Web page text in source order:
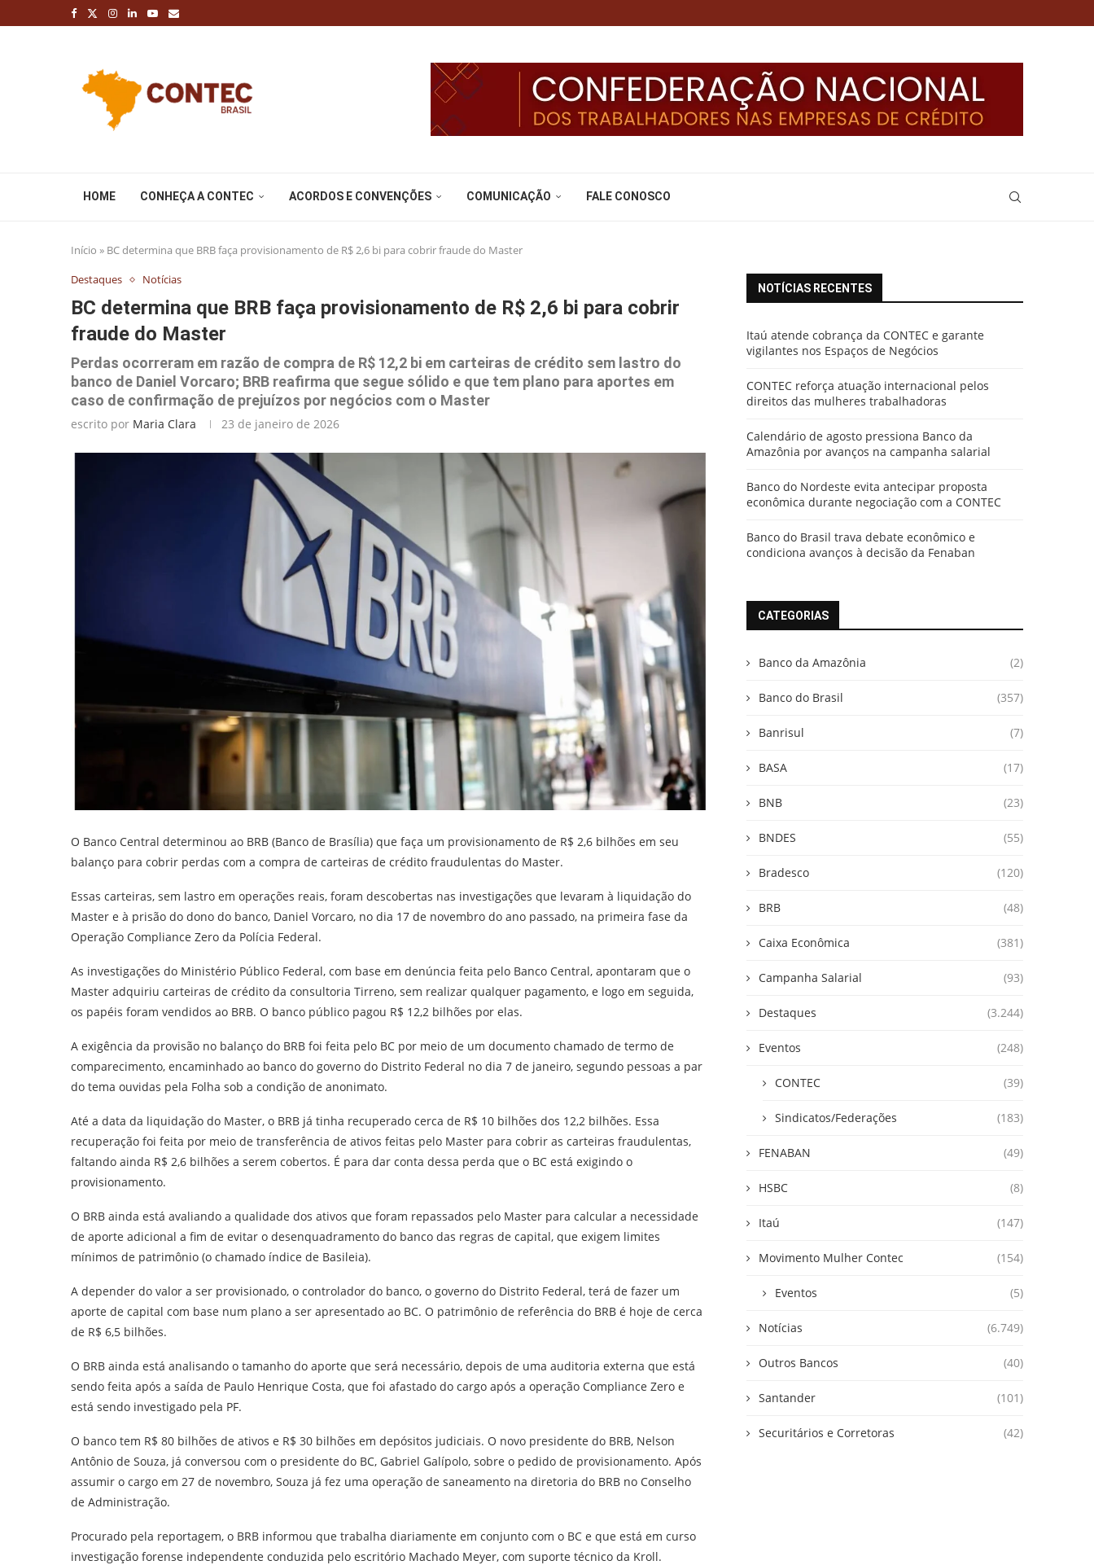
HOME CONHEÇA A CONTEC ACORDOS E CONVENÇÕES COMUNICAÇÃO FALE CONOSCO
Início » BC determina que BRB faça provisionamento de R$ 2,6 bi para cobrir fraude do Master
Destaques
Notícias
BC determina que BRB faça provisionamento de R$ 2,6 bi para cobrir
fraude do Master
Perdas ocorreram em razão de compra de R$ 12,2 bi em carteiras de crédito sem lastro do
banco de Daniel Vorcaro; BRB reafirma que segue sólido e que tem plano para aportes em
caso de confirmação de prejuízos por negócios com o Master
escrito por Maria Clara 23 de janeiro de 2026
O Banco Central determinou ao BRB (Banco de Brasília) que faça um provisionamento de R$ 2,6 bilhões em seu
balanço para cobrir perdas com a compra de carteiras de crédito fraudulentas do Master.
Essas carteiras, sem lastro em operações reais, foram descobertas nas investigações que levaram à liquidação do
Master e à prisão do dono do banco, Daniel Vorcaro, no dia 17 de novembro do ano passado, na primeira fase da
Operação Compliance Zero da Polícia Federal.
As investigações do Ministério Público Federal, com base em denúncia feita pelo Banco Central, apontaram que o
Master adquiriu carteiras de crédito da consultoria Tirreno, sem realizar qualquer pagamento, e logo em seguida,
os papéis foram vendidos ao BRB. O banco público pagou R$ 12,2 bilhões por elas.
A exigência da provisão no balanço do BRB foi feita pelo BC por meio de um documento chamado de termo de
comparecimento, encaminhado ao banco do governo do Distrito Federal no dia 7 de janeiro, segundo pessoas a par
do tema ouvidas pela Folha sob a condição de anonimato.
Até a data da liquidação do Master, o BRB já tinha recuperado cerca de R$ 10 bilhões dos 12,2 bilhões. Essa
recuperação foi feita por meio de transferência de ativos feitas pelo Master para cobrir as carteiras fraudulentas,
faltando ainda R$ 2,6 bilhões a serem cobertos. É para dar conta dessa perda que o BC está exigindo o
provisionamento.
O BRB ainda está avaliando a qualidade dos ativos que foram repassados pelo Master para calcular a necessidade
de aporte adicional a fim de evitar o desenquadramento do banco das regras de capital, que exigem limites
mínimos de patrimônio (o chamado índice de Basileia).
A depender do valor a ser provisionado, o controlador do banco, o governo do Distrito Federal, terá de fazer um
aporte de capital com base num plano a ser apresentado ao BC. O patrimônio de referência do BRB é hoje de cerca
de R$ 6,5 bilhões.
O BRB ainda está analisando o tamanho do aporte que será necessário, depois de uma auditoria externa que está
sendo feita após a saída de Paulo Henrique Costa, que foi afastado do cargo após a operação Compliance Zero e
está sendo investigado pela PF.
O banco tem R$ 80 bilhões de ativos e R$ 30 bilhões em depósitos judiciais. O novo presidente do BRB, Nelson
Antônio de Souza, já conversou com o presidente do BC, Gabriel Galípolo, sobre o pedido de provisionamento. Após
assumir o cargo em 27 de novembro, Souza já fez uma operação de saneamento na diretoria do BRB no Conselho
de Administração.
Procurado pela reportagem, o BRB informou que trabalha diariamente em conjunto com o BC e que está em curso
investigação forense independente conduzida pelo escritório Machado Meyer, com suporte técnico da Kroll.
NOTÍCIAS RECENTES
Itaú atende cobrança da CONTEC e garante
vigilantes nos Espaços de Negócios
CONTEC reforça atuação internacional pelos
direitos das mulheres trabalhadoras
Calendário de agosto pressiona Banco da
Amazônia por avanços na campanha salarial
Banco do Nordeste evita antecipar proposta
econômica durante negociação com a CONTEC
Banco do Brasil trava debate econômico e
condiciona avanços à decisão da Fenaban
CATEGORIAS
Banco da Amazônia (2)
Banco do Brasil (357)
Banrisul (7)
BASA (17)
BNB (23)
BNDES (55)
Bradesco (120)
BRB (48)
Caixa Econômica (381)
Campanha Salarial (93)
Destaques (3.244)
Eventos (248)
CONTEC (39)
Sindicatos/Federações (183)
FENABAN (49)
HSBC (8)
Itaú (147)
Movimento Mulher Contec (154)
Eventos (5)
Notícias (6.749)
Outros Bancos (40)
Santander (101)
Securitários e Corretoras (42)